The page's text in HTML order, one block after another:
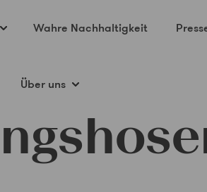
Wahre Nachhaltigkeit
Über uns